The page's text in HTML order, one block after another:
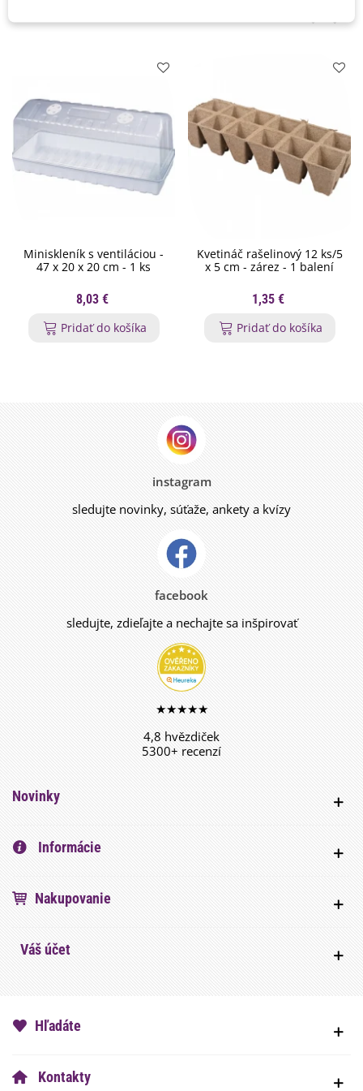
Miniskleník s ventiláciou -
47 x 20 x 20 cm - 1 ks
8,03 €
Pridať do košíka
Kvetináč rašelinový 12 ks/5
x 5 cm - zárez - 1 balení
1,35 €
Pridať do košíka
instagram
sledujte novinky, súťaže, ankety a kvízy
facebook
sledujte, zdieľajte a nechajte sa inšpirovať
★★★★★
4,8 hvězdiček
5300+ recenzí
Novinky
Informácie
Nakupovanie
Váš účet
Hľadáte
Kontakty